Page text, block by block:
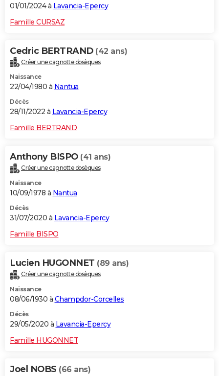
01/01/2024 à Lavancia-Epercy
Famille CURSAZ
Cedric BERTRAND (42 ans)
Créer une cagnotte obsèques
Naissance
22/04/1980 à Nantua
Décès
28/11/2022 à Lavancia-Epercy
Famille BERTRAND
Anthony BISPO (41 ans)
Créer une cagnotte obsèques
Naissance
10/09/1978 à Nantua
Décès
31/07/2020 à Lavancia-Epercy
Famille BISPO
Lucien HUGONNET (89 ans)
Créer une cagnotte obsèques
Naissance
08/06/1930 à Champdor-Corcelles
Décès
29/05/2020 à Lavancia-Epercy
Famille HUGONNET
Joel NOBS (66 ans)